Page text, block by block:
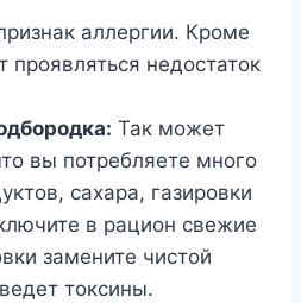
аллергии. Кроме
проявляться недостаток
Так может
вы потребляете много
сахара, газировки
в рацион свежие
замените чистой
токсины.